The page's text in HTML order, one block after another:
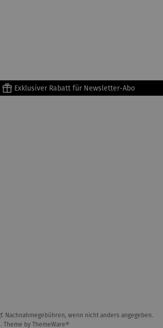
Exklusiver Rabatt für Newsletter-Abo
Nachnahmegebühren, wenn nicht anders angegeben.
Theme by ThemeWare®